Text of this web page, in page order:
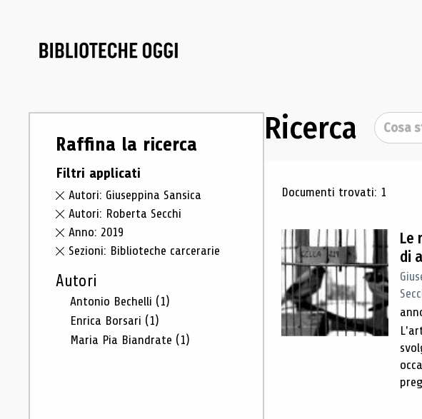
Raffina la ricerca
Filtri applicati
Autori: Giuseppina Sansica
Autori: Roberta Secchi
Anno: 2019
Sezioni: Biblioteche carcerarie
Autori
Antonio Bechelli (1)
Enrica Borsari (1)
Maria Pia Biandrate (1)
Ricerca Cerca
Risultati di
Documenti trovati: 1
Le
di